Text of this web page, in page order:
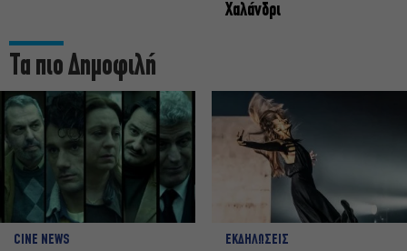
Χαλάνδρι
Τα πιο Δημοφιλή
CINE NEWS ΕΚΔΗΛΩΣΕΙΣ